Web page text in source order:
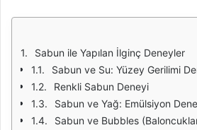
Sabun ile Yapılan İlginç Deneyler
Sabun ve Su: Yüzey Gerilimi
Renkli Sabun Deneyi
Sabun ve Yağ: Emülsiyon
Sabun ve Bubbles